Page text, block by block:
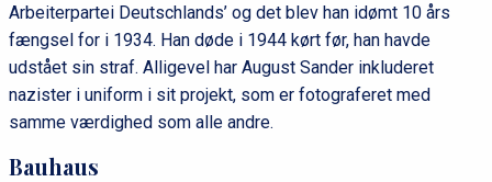
Arbeiterpartei Deutschlands’ og det blev han idømt 10 års
fængsel for i 1934. Han døde i 1944 kørt før, han havde
udstået sin straf. Alligevel har August Sander inkluderet
nazister i uniform i sit projekt, som er fotograferet med
samme værdighed som alle andre.
Bauhaus